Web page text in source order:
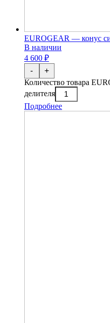
EUROGEAR — конус
В наличии
4 600 ₽
-
Количество товара
делителя
+
Подробнее